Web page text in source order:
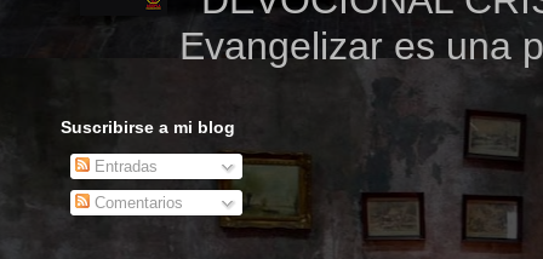
Evangelizar
Suscribirse a mi blog
Entradas
Comentarios